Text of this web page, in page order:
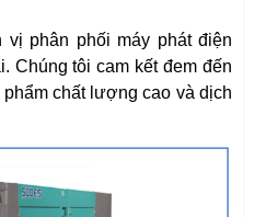
phân phối máy phát điện
Chúng tôi cam kết đem đến
chất lượng cao và dịch